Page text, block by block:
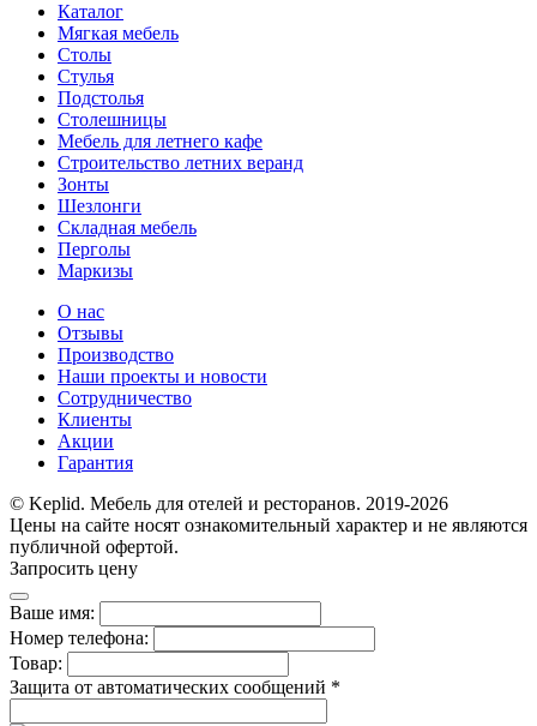
Каталог
Мягкая мебель
Столы
Стулья
Подстолья
Столешницы
Мебель для летнего кафе
Строительство летних веранд
Зонты
Шезлонги
Складная мебель
Перголы
Маркизы
О нас
Отзывы
Производство
Наши проекты и новости
Сотрудничество
Клиенты
Акции
Гарантия
© Keplid. Мебель для отелей и ресторанов. 2019-2026
Цены на сайте носят ознакомительный характер и не являются
публичной офертой.
Запросить цену
Ваше имя:
Номер телефона:
Товар:
Защита от автоматических сообщений *